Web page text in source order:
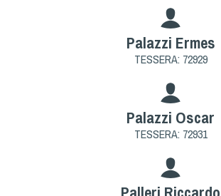
Palazzi Ermes
TESSERA: 72929
Palazzi Oscar
TESSERA: 72931